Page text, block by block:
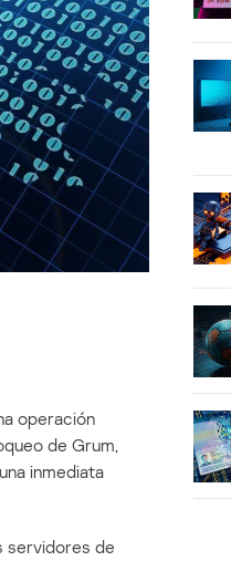
operación
de Grum,
inmediata
servidores de